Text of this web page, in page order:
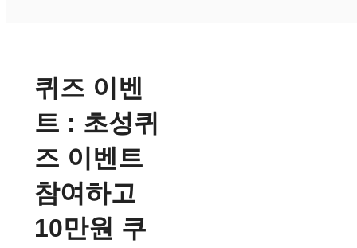
퀴즈 이벤
트 : 초성퀴
즈 이벤트
참여하고
10만원 쿠